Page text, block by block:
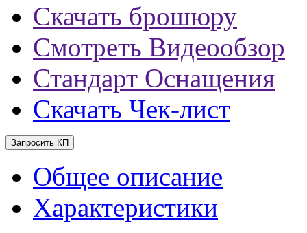
Скачать брошюру
Смотреть Видеообзор
Стандарт Оснащения
Скачать Чек-лист
Запросить КП
Общее описание
Характеристики